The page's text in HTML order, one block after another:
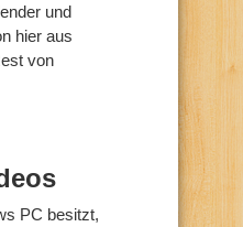
und
hier aus
von
PC besitzt,